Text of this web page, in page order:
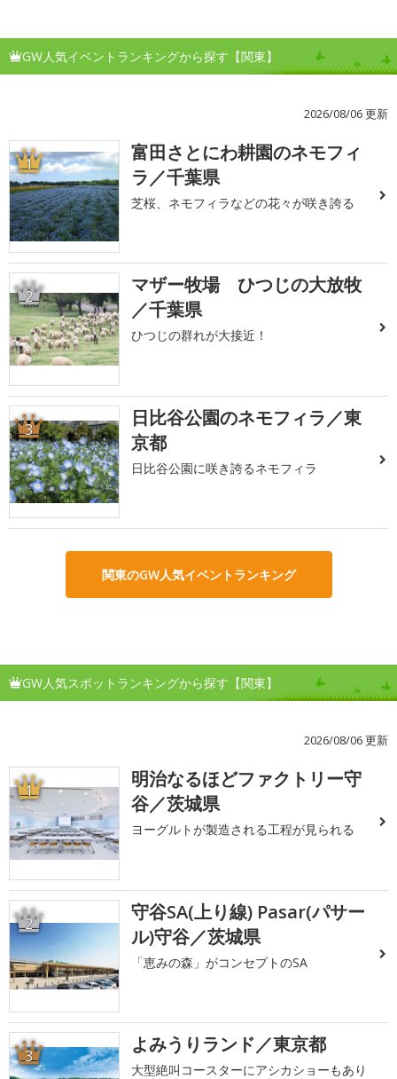
GW人気イベントランキングから探す【関東】
2026/08/06 更新
1
富田さとにわ耕園のネモフィ
ラ／千葉県
芝桜、ネモフィラなどの花々が咲き誇る
2
マザー牧場 ひつじの大放牧
／千葉県
ひつじの群れが大接近！
3
日比谷公園のネモフィラ／東
京都
日比谷公園に咲き誇るネモフィラ
関東のGW人気イベントランキング
GW人気スポットランキングから探す【関東】
2026/08/06 更新
1
明治なるほどファクトリー守
谷／茨城県
ヨーグルトが製造される工程が見られる
2
守谷SA(上り線) Pasar(パサー
ル)守谷／茨城県
「恵みの森」がコンセプトのSA
3 よみうりランド／東京都
大型絶叫コースターにアシカショーもあり